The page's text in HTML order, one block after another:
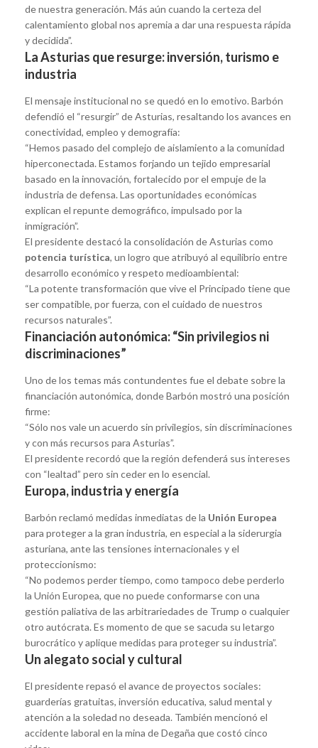
de nuestra generación. Más aún cuando la certeza del
calentamiento global nos apremia a dar una respuesta rápida
y decidida”.
La Asturias que resurge: inversión, turismo e
industria
El mensaje institucional no se quedó en lo emotivo. Barbón
defendió el “resurgir” de Asturias, resaltando los avances en
conectividad, empleo y demografía:
“Hemos pasado del complejo de aislamiento a la comunidad
hiperconectada. Estamos forjando un tejido empresarial
basado en la innovación, fortalecido por el empuje de la
industria de defensa. Las oportunidades económicas
explican el repunte demográfico, impulsado por la
inmigración”.
El presidente destacó la consolidación de Asturias como
potencia turística, un logro que atribuyó al equilibrio entre
desarrollo económico y respeto medioambiental:
“La potente transformación que vive el Principado tiene que
ser compatible, por fuerza, con el cuidado de nuestros
recursos naturales”.
Financiación autonómica: “Sin privilegios ni
discriminaciones”
Uno de los temas más contundentes fue el debate sobre la
financiación autonómica, donde Barbón mostró una posición
firme:
“Sólo nos vale un acuerdo sin privilegios, sin discriminaciones
y con más recursos para Asturias”.
El presidente recordó que la región defenderá sus intereses
con “lealtad” pero sin ceder en lo esencial.
Europa, industria y energía
Barbón reclamó medidas inmediatas de la Unión Europea
para proteger a la gran industria, en especial a la siderurgia
asturiana, ante las tensiones internacionales y el
proteccionismo:
“No podemos perder tiempo, como tampoco debe perderlo
la Unión Europea, que no puede conformarse con una
gestión paliativa de las arbitrariedades de Trump o cualquier
otro autócrata. Es momento de que se sacuda su letargo
burocrático y aplique medidas para proteger su industria”.
Un alegato social y cultural
El presidente repasó el avance de proyectos sociales:
guarderías gratuitas, inversión educativa, salud mental y
atención a la soledad no deseada. También mencionó el
accidente laboral en la mina de Degaña que costó cinco